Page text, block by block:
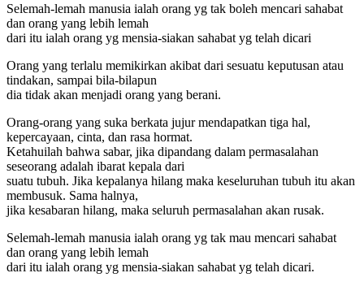
Selemah-lemah manusia ialah orang yg tak boleh mencari sahabat
dan orang yang lebih lemah
dari itu ialah orang yg mensia-siakan sahabat yg telah dicari
Orang yang terlalu memikirkan akibat dari sesuatu keputusan atau
tindakan, sampai bila-bilapun
dia tidak akan menjadi orang yang berani.
Orang-orang yang suka berkata jujur mendapatkan tiga hal,
kepercayaan, cinta, dan rasa hormat.
Ketahuilah bahwa sabar, jika dipandang dalam permasalahan
seseorang adalah ibarat kepala dari
suatu tubuh. Jika kepalanya hilang maka keseluruhan tubuh itu akan
membusuk. Sama halnya,
jika kesabaran hilang, maka seluruh permasalahan akan rusak.
Selemah-lemah manusia ialah orang yg tak mau mencari sahabat
dan orang yang lebih lemah
dari itu ialah orang yg mensia-siakan sahabat yg telah dicari.